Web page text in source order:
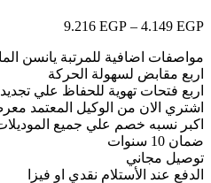
4.149 EGP
–
9.216 EGP
مواصفات اضافية للمرتبة يانسن
اربع مقابض لسهولة الحركة
اربع فتحات تهوية للحفاظ علي تجديد
اشتري الان من الوكيل المعتمد
اكبر نسبه خصم علي جميع
ضمان 10 سنوات
توصيل مجاني
الدفع عند الأستلام نقدي او فيزا